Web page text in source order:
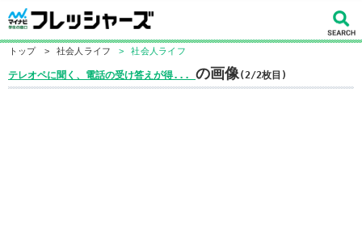
トップ > 社会人ライフ > 社会人ライフ
テレオペに聞く、電話の受け答えが得... の画像(2/2枚目)